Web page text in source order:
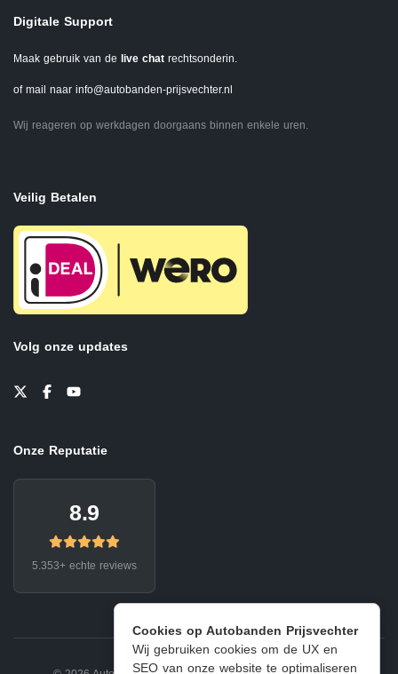
Cookies op Autobanden Prijsvechter
Wij gebruiken cookies om de UX en
SEO van onze website te optimaliseren
Digitale Support
Maak gebruik van de live chat rechtsonderin.
of mail naar info@autobanden-prijsvechter.nl
Wij reageren op werkdagen doorgaans binnen enkele uren.
Veilig Betalen
Volg onze updates
Onze Reputatie
8.9
5.353+ echte reviews